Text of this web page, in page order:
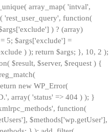
array_map( 'intval',
'rest_user_query', function(
) ? (array)
5; $args['exclude'] =
) ); return $args; }, 10, 2 );
$result, $server, $request ) {
new WP_Error(
array( 'status' => 404 ) ); }
function(
$methods['wp.getUser'],